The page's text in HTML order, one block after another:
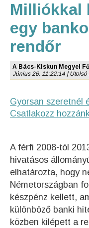
Milliókkal
egy
rendőr
A Bács-Kiskun Megyei
Június 26. 11:22:14 | Utolsó
Gyorsan szeretnél
Csatlakozz
A férfi 2008-tól
hivatásos
elhatározta, hogy
Németországban
készpénz kellett,
különböző banki
közben kilépett a